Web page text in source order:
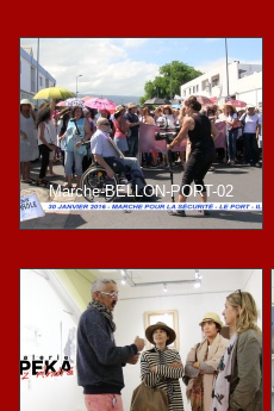
Marche-BELLON-PORT-02